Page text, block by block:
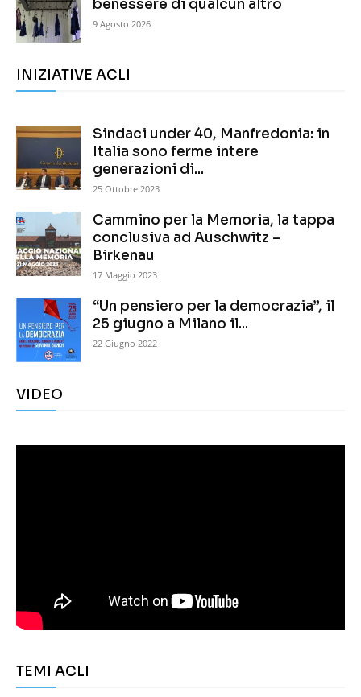
benessere di qualcun altro
9 Agosto 2026
INIZIATIVE ACLI
Sindaci under 40, Manfredonia: in
Italia sono ferme intere
generazioni di...
25 Ottobre 2023
Cammino per la Memoria, la tappa
conclusiva ad Auschwitz –
Birkenau
17 Maggio 2023
“Un pensiero per la democrazia”, il
25 giugno a Milano il...
22 Giugno 2022
VIDEO
TEMI ACLI